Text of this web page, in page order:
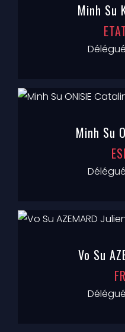
Minh Su
Minh Su
Vo Su